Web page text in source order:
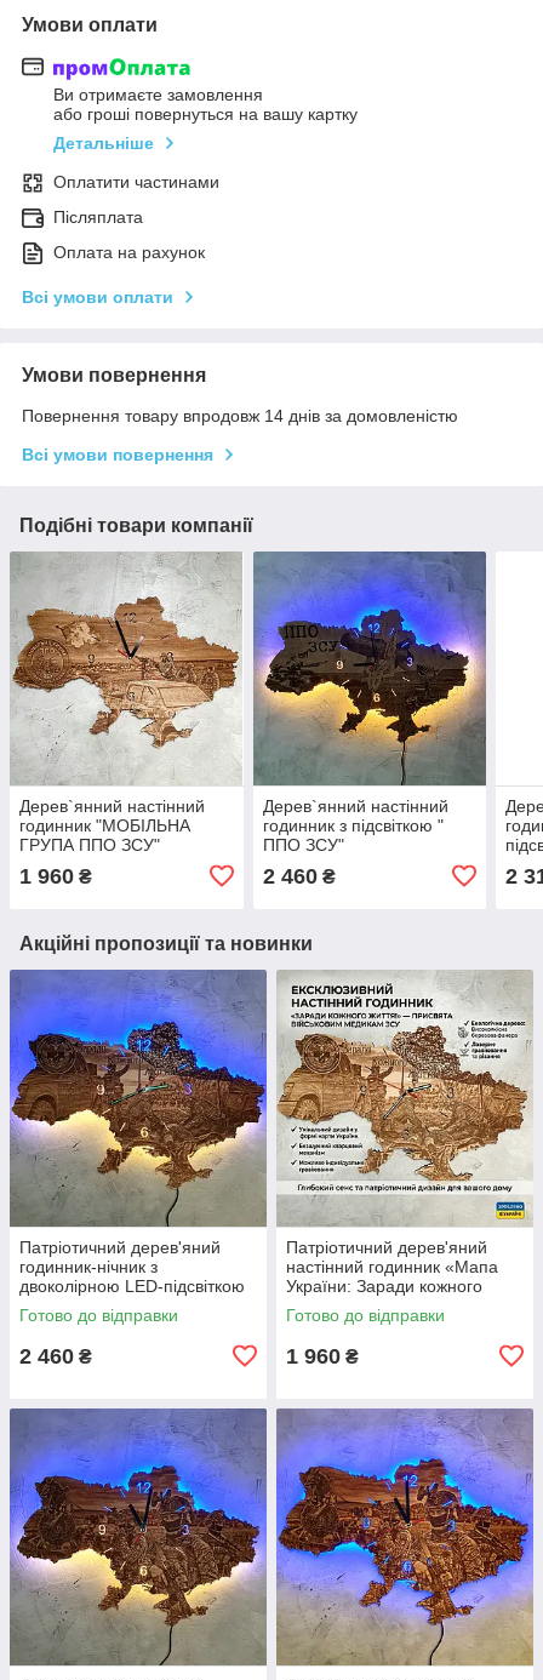
Умови оплати
Ви отримаєте замовлення
або гроші повернуться на вашу картку
Детальніше
Оплатити частинами
Післяплата
Оплата на рахунок
Всі умови оплати
Умови повернення
Повернення товару впродовж 14 днів за домовленістю
Всі умови повернення
Подібні товари компанії
Дерев`янний настінний
годинник "МОБІЛЬНА
ГРУПА ППО ЗСУ"
1 960 ₴
Дерев`янний настінний
годинник з підсвіткою "
ППО ЗСУ"
2 460₴ 2
Акційні пропозиції та новинки
Патріотичний дерев'яний
годинник-нічник з
двоколірною LED-підсвіткою
«Мапа України: Заради
кожного життя» (Військово-
Готово до відправки
2 460 ₴
Патріотичний дерев'яний
настінний годинник «Мапа
України: Заради кожного
життя» (Військово-медична
служба), лазерне
Готово до відправки
1 960 ₴